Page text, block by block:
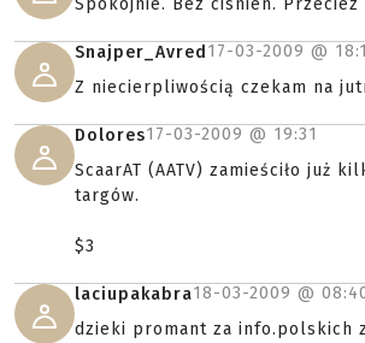
Spokojnie. Bez cisnien. Przeciez
Snajper_Avred 17-03-2009 @
Z niecierpliwością czekam na
Dolores17-03-2009 @ 19:31
ScaarAT (AATV) zamieściło już
targów.
$3
laciupakabra18-03-2009 @
dzieki promant za info.polskich